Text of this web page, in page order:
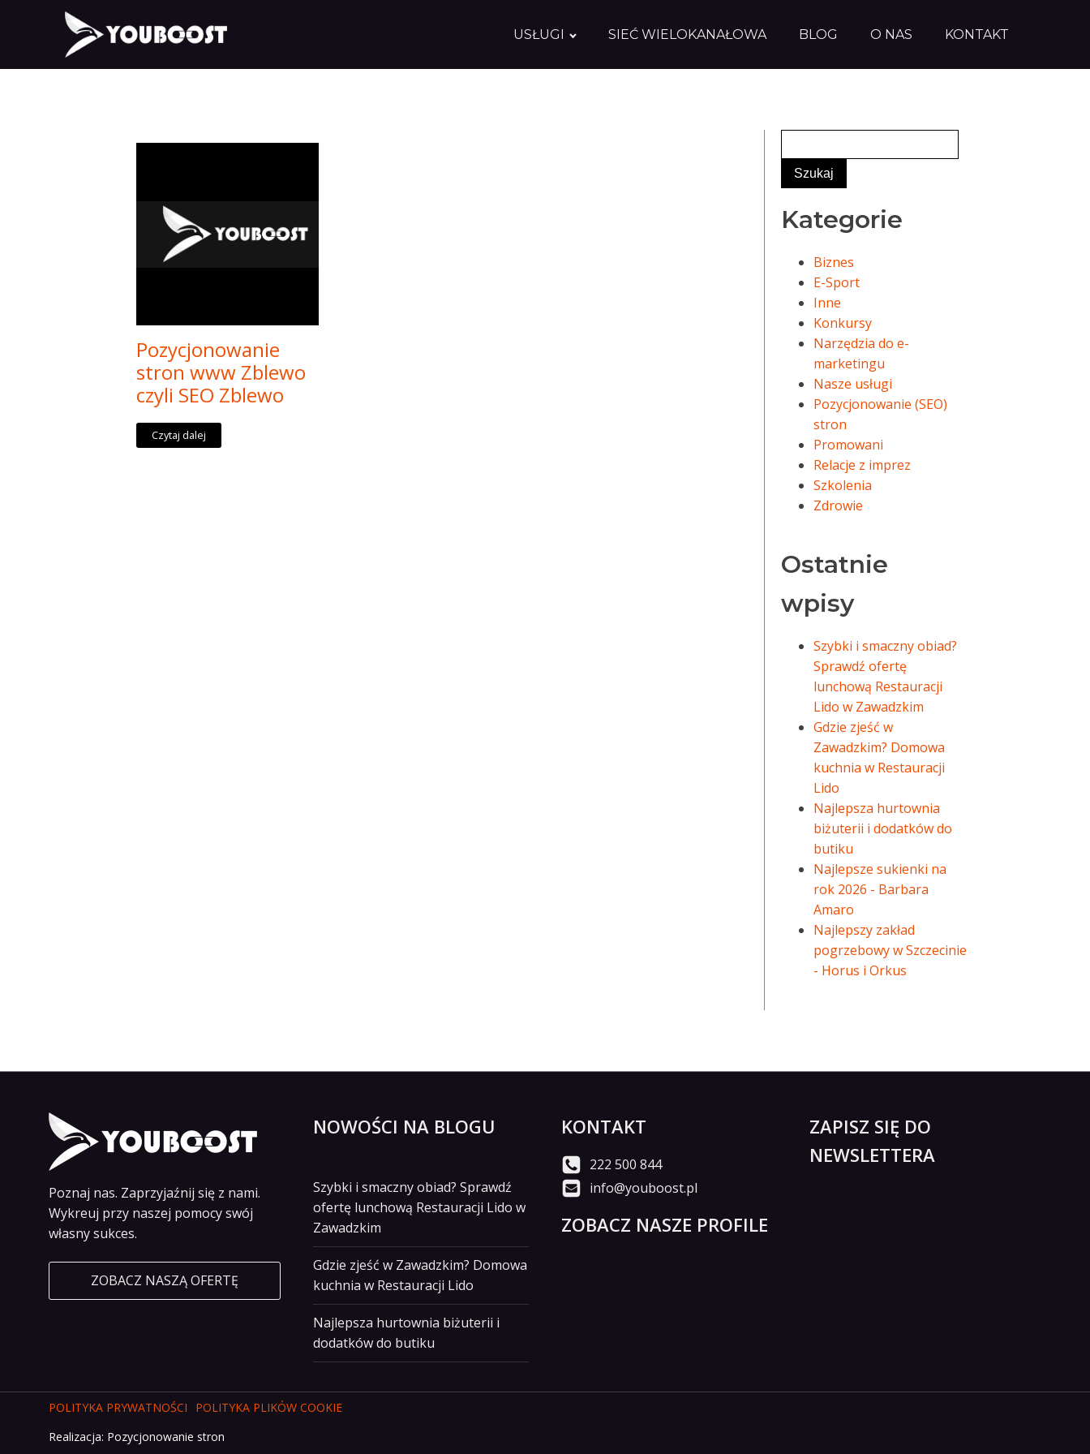
USŁUGI SIEĆ WIELOKANAŁOWA BLOG O NAS KONTAKT
Pozycjonowanie
stron www Zblewo
czyli SEO Zblewo
Czytaj dalej
Kategorie
Biznes
E-Sport
Inne
Konkursy
Narzędzia do e-
marketingu
Nasze usługi
Pozycjonowanie (SEO)
stron
Promowani
Relacje z imprez
Szkolenia
Zdrowie
Ostatnie
wpisy
Szybki i smaczny obiad?
Sprawdź ofertę
lunchową Restauracji
Lido w Zawadzkim
Gdzie zjeść w
Zawadzkim? Domowa
kuchnia w Restauracji
Lido
Najlepsza hurtownia
biżuterii i dodatków do
butiku
Najlepsze sukienki na
rok 2026 - Barbara
Amaro
Najlepszy zakład
pogrzebowy w Szczecinie
- Horus i Orkus
Poznaj nas. Zaprzyjaźnij się z nami.
Wykreuj przy naszej pomocy swój
własny sukces.
ZOBACZ NASZĄ OFERTĘ
NOWOŚCI NA BLOGU
Szybki i smaczny obiad? Sprawdź
ofertę lunchową Restauracji Lido w
Zawadzkim
Gdzie zjeść w Zawadzkim? Domowa
kuchnia w Restauracji Lido
Najlepsza hurtownia biżuterii i
dodatków do butiku
KONTAKT
222 500 844
info@youboost.pl
ZOBACZ NASZE PROFILE
ZAPISZ SIĘ DO
NEWSLETTERA
POLITYKA PRYWATNOŚCI
POLITYKA PLIKÓW COOKIE
Realizacja: Pozycjonowanie stron